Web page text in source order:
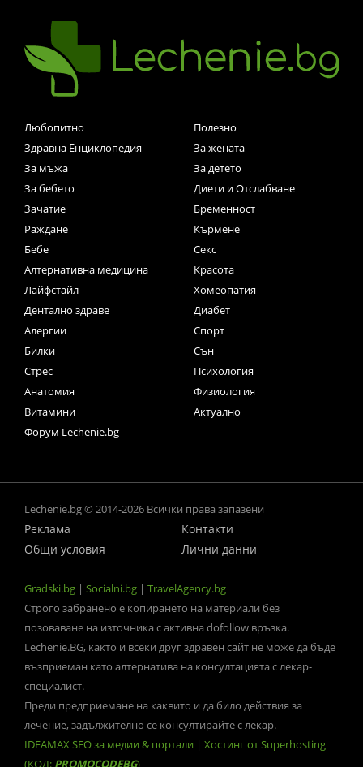
Любопитно
Полезно
Здравна Енциклопедия
За жената
За мъжа
За детето
За бебето
Диети и Отслабване
Зачатие
Бременност
Раждане
Кърмене
Бебе
Секс
Алтернативна медицина
Красота
Лайфстайл
Хомеопатия
Дентално здраве
Диабет
Алергии
Спорт
Билки
Сън
Стрес
Психология
Анатомия
Физиология
Витамини
Актуално
Форум Lechenie.bg
Lechenie.bg © 2014-2026 Всички права запазени
Реклама
Контакти
Общи условия
Лични данни
Gradski.bg | Socialni.bg | TravelAgency.bg
Строго забранено е копирането на материали без
позоваване на източника с активна dofollow връзка.
Lechenie.BG, както и всеки друг здравен сайт не може да бъде
възприеман като алтернатива на консултацията с лекар-
специалист.
Преди предприемане на каквито и да било действия за
лечение, задължително се консултирайте с лекар.
IDEAMAX SEO за медии & портали | Хостинг от Superhosting
(КОД: PROMOCODEBG)